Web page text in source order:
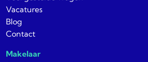
Vacatures
Blog
Contact
Makelaar